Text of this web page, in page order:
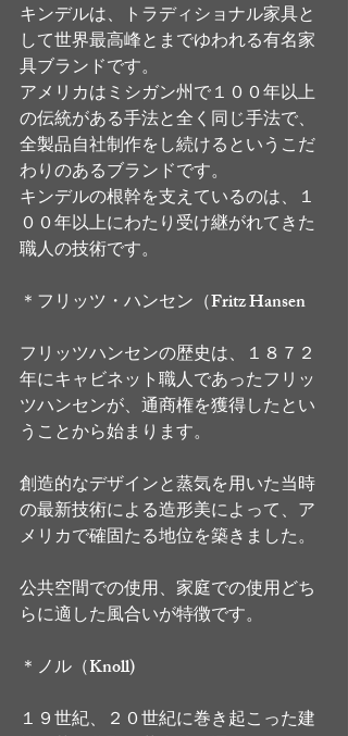
キンデルは、トラディショナル家具と
して世界最高峰とまでゆわれる有名家
具ブランドです。
アメリカはミシガン州で１００年以上
の伝統がある手法と全く同じ手法で、
全製品自社制作をし続けるというこだ
わりのあるブランドです。
キンデルの根幹を支えているのは、１
００年以上にわたり受け継がれてきた
職人の技術です。
＊フリッツ・ハンセン（Fritz Hansen
フリッツハンセンの歴史は、１８７２
年にキャビネット職人であったフリッ
ツハンセンが、通商権を獲得したとい
うことから始まります。
創造的なデザインと蒸気を用いた当時
の最新技術による造形美によって、ア
メリカで確固たる地位を築きました。
公共空間での使用、家庭での使用どち
らに適した風合いが特徴です。
＊ノル（Knoll)
１９世紀、２０世紀に巻き起こった建